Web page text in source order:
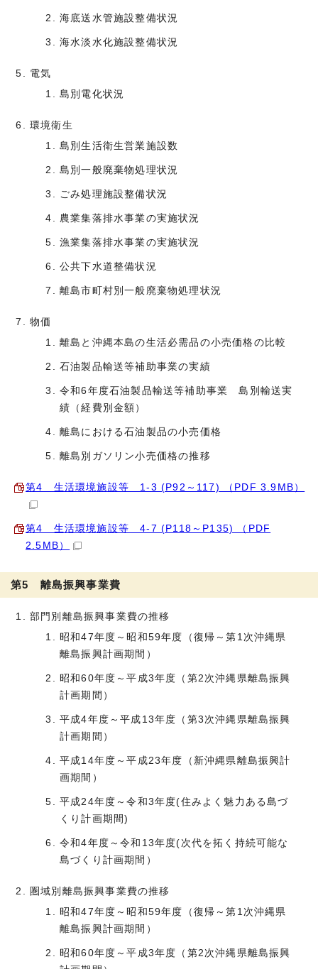
海底送水管施設整備状況
海水淡水化施設整備状況
電気
島別電化状況
環境衛生
島別生活衛生営業施設数
島別一般廃棄物処理状況
ごみ処理施設整備状況
農業集落排水事業の実施状況
漁業集落排水事業の実施状況
公共下水道整備状況
離島市町村別一般廃棄物処理状況
物価
離島と沖縄本島の生活必需品の小売価格の比較
石油製品輸送等補助事業の実績
令和6年度石油製品輸送等補助事業 島別輸送実
績（経費別金額）
離島における石油製品の小売価格
離島別ガソリン小売価格の推移
第4 生活環境施設等 1-3 (P92～117) （PDF 3.9MB）
第4 生活環境施設等 4-7 (P118～P135) （PDF
2.5MB）
第5 離島振興事業費
部門別離島振興事業費の推移
昭和47年度～昭和59年度（復帰～第1次沖縄県
離島振興計画期間）
昭和60年度～平成3年度（第2次沖縄県離島振興
計画期間）
平成4年度～平成13年度（第3次沖縄県離島振興
計画期間）
平成14年度～平成23年度（新沖縄県離島振興計
画期間）
平成24年度～令和3年度(住みよく魅力ある島づ
くり計画期間)
令和4年度～令和13年度(次代を拓く持続可能な
島づくり計画期間）
圏域別離島振興事業費の推移
昭和47年度～昭和59年度（復帰～第1次沖縄県
離島振興計画期間）
昭和60年度～平成3年度（第2次沖縄県離島振興